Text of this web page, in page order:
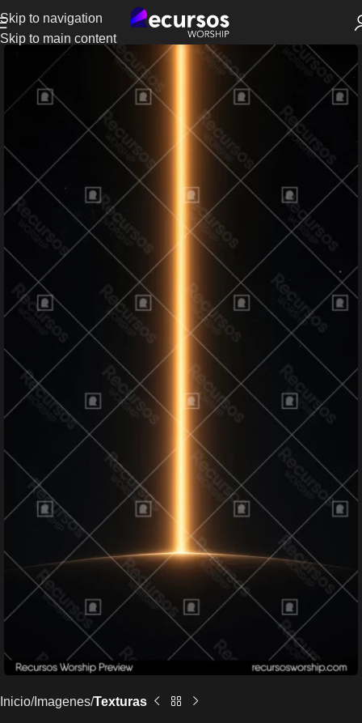
Skip to navigation
Skip to main content
Inicio Imagenes Texturas